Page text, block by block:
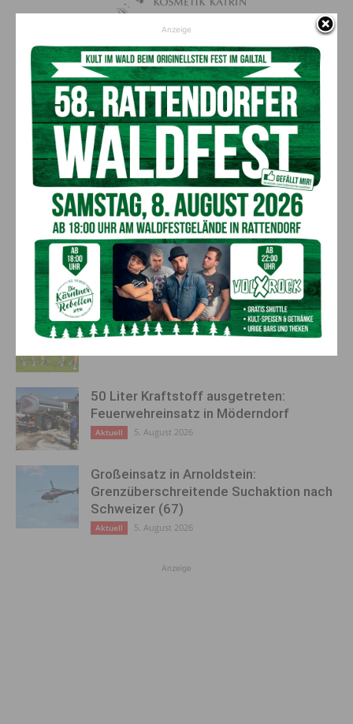
Gasserplatz 1/12a
9620 Hermagor
+43 4282 25 206
info@kosmetik-katrin.at
https://www.kosmetik-katrin.at/
Vorheriger Artikel
Voller Erfolg: Erster
Vorbereitungskurs für
künftige Tierärzte ausgebucht
Nächster Artikel
Einladung zur Eröffnung der
Cottages im EuroParcs
Pressegger See
AKTUELLES
Kirchtag in St. Lorenzen
Aktuell 6. August 2026
50 Liter Kraftstoff ausgetreten:
Feuerwehreinsatz in Möderndorf
Aktuell 5. August 2026
Großeinsatz in Arnoldstein:
Grenzüberschreitende Suchaktion nach
Schweizer (67)
Aktuell 5. August 2026
Anzeige
Anzeige